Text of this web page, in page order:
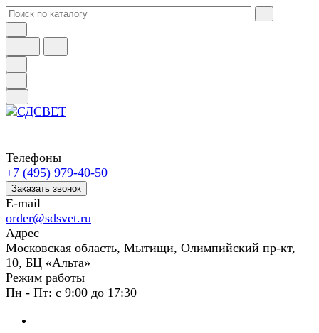
Телефоны
+7 (495) 979-40-50
Заказать звонок
E-mail
order@sdsvet.ru
Адрес
Московская область, Мытищи, Олимпийский пр-кт,
10, БЦ «Альта»
Режим работы
Пн - Пт: с 9:00 до 17:30